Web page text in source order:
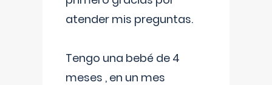
atender mis preguntas.
Tengo una bebé de 4
meses , en un mes